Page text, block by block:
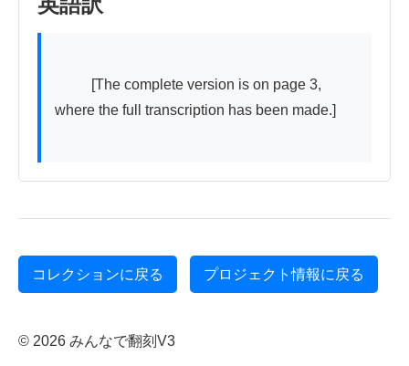
where the full transcription has been made.]
コレクションに戻る プロジェクト情報に戻る
© 2026 みんなで翻刻V3